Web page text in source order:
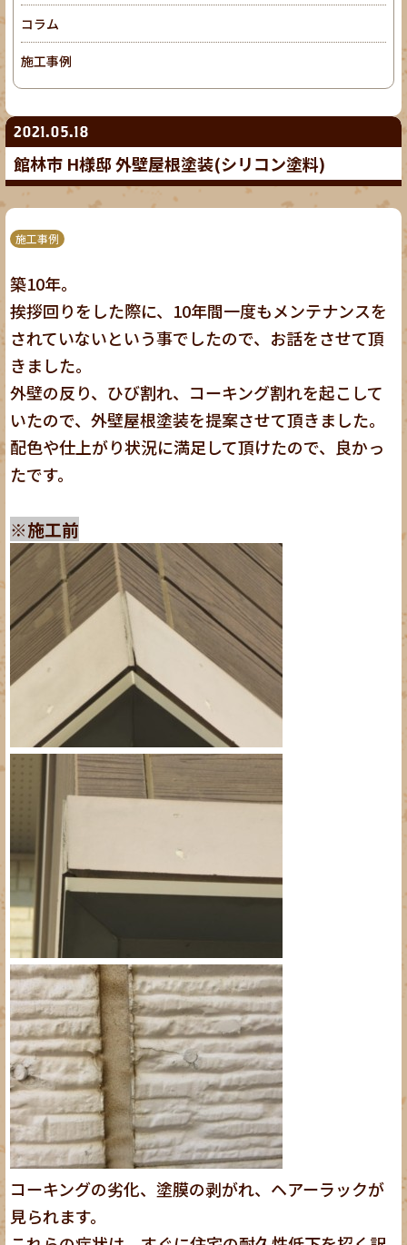
2021.05.18
館林市 H様邸 外壁屋根塗装(シリコン塗料)
施工事例
築10年。
挨拶回りをした際に、10年間一度もメンテナンスを
されていないという事でしたので、お話をさせて頂
きました。
外壁の反り、ひび割れ、コーキング割れを起こして
いたので、外壁屋根塗装を提案させて頂きました。
配色や仕上がり状況に満足して頂けたので、良かっ
たです。
※施工前
コーキングの劣化、塗膜の剥がれ、ヘアーラックが
見られます。
コラム
施工事例